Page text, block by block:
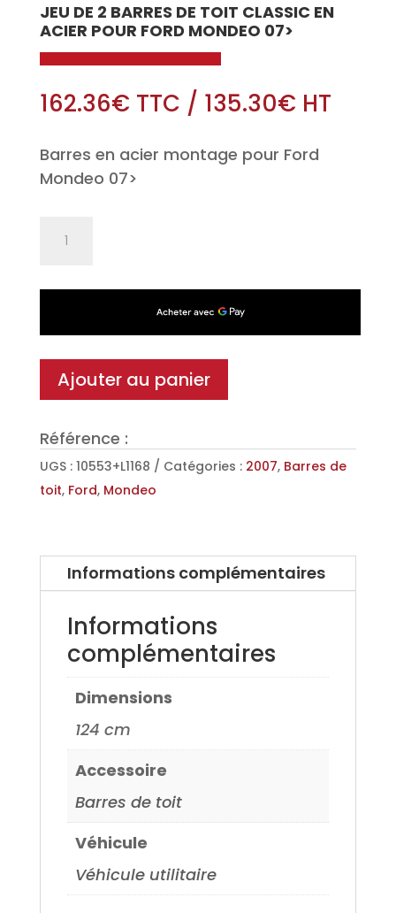
JEU DE 2 BARRES DE TOIT CLASSIC EN
ACIER POUR FORD MONDEO 07>
162.36€TTC / 135.30€HT
Barres en acier montage pour Ford
Mondeo 07>
toit
en
Acier
pour
07>
Ajouter au panier
Référence :
UGS : 10553+L1168 Catégories : 2007, Barres de
toit, Ford, Mondeo
Informations complémentaires
Informations
complémentaires
Dimensions
124 cm
Accessoire
Barres de toit
Véhicule
Véhicule utilitaire